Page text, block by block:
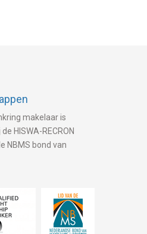
makelaar is
HISWA-RECRON
NBMS bond van